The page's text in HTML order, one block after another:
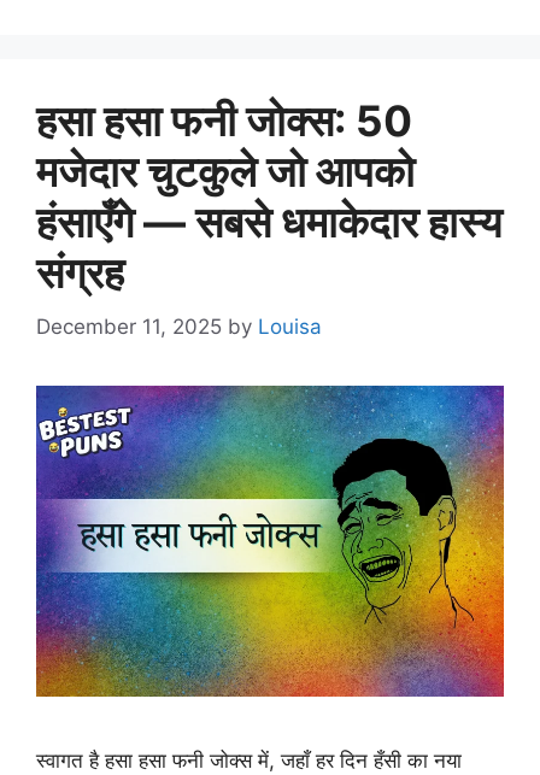
हसा हसा फनी जोक्स: 50
मजेदार चुटकुले जो आपको
हंसाएँगे — सबसे धमाकेदार हास्य
संग्रह
December 11, 2025 by Louisa
स्वागत है हसा हसा फनी जोक्स में, जहाँ हर दिन हँसी का नया